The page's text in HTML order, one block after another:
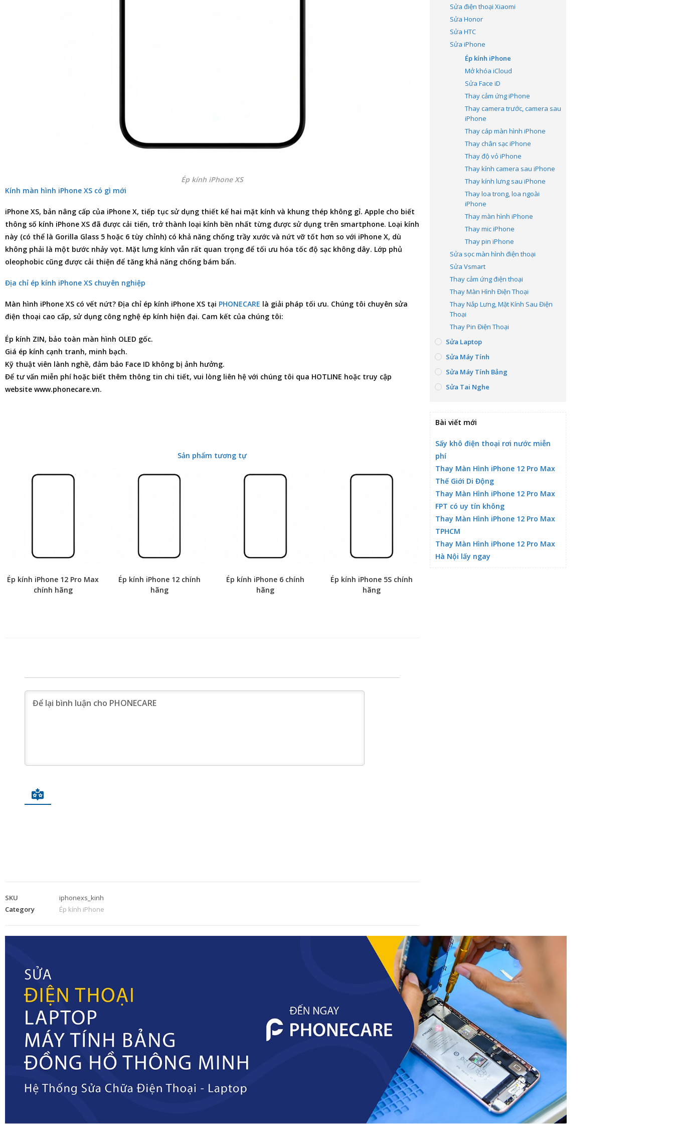
Ép kính iPhone XS
Kính màn hình iPhone XS có gì mới
iPhone XS, bản nâng cấp của iPhone X, tiếp tục sử dụng thiết kế hai mặt kính và khung thép không gỉ. Apple cho biết
thông số kính iPhone XS đã được cải tiến, trở thành loại kính bền nhất từng được sử dụng trên smartphone. Loại kính
này (có thể là Gorilla Glass 5 hoặc 6 tùy chỉnh) có khả năng chống trầy xước và nứt vỡ tốt hơn so với iPhone X, dù
không phải là một bước nhảy vọt. Mặt lưng kính vẫn rất quan trọng để tối ưu hóa tốc độ sạc không dây. Lớp phủ
oleophobic cũng được cải thiện để tăng khả năng chống bám bẩn.
Địa chỉ ép kính iPhone XS chuyên nghiệp
Màn hình iPhone XS có vết nứt? Địa chỉ ép kính iPhone XS tại PHONECARE là giải pháp tối ưu. Chúng tôi chuyên sửa
điện thoại cao cấp, sử dụng công nghệ ép kính hiện đại. Cam kết của chúng tôi:
Ép kính ZIN, bảo toàn màn hình OLED gốc.
Giá ép kính cạnh tranh, minh bạch.
Kỹ thuật viên lành nghề, đảm bảo Face ID không bị ảnh hưởng.
Để tư vấn miễn phí hoặc biết thêm thông tin chi tiết, vui lòng liên hệ với chúng tôi qua HOTLINE hoặc truy cập
website www.phonecare.vn.
Sản phẩm tương tự
Ép kính iPhone 12 Pro Max
chính hãng
Ép kính iPhone 12 chính
hãng
Ép kính iPhone 6 chính
hãng
Ép kính iPhone 5S chính
hãng
SKU
iphonexs_kinh
Category
Ép kính iPhone
Sửa điện thoại Xiaomi
Sửa Honor
Sửa HTC
Sửa iPhone
Ép kính iPhone
Mở khóa iCloud
Sửa Face iD
Thay cảm ứng iPhone
Thay camera trước, camera sau
iPhone
Thay cáp màn hình iPhone
Thay chân sạc iPhone
Thay độ vỏ iPhone
Thay kính camera sau iPhone
Thay kính lưng sau iPhone
Thay loa trong, loa ngoài
iPhone
Thay màn hình iPhone
Thay mic iPhone
Thay pin iPhone
Sửa sọc màn hình điện thoại
Sửa Vsmart
Thay cảm ứng điện thoại
Thay Màn Hình Điện Thoại
Thay Nắp Lưng, Mặt Kính Sau Điện
Thoại
Thay Pin Điện Thoại
Sửa Laptop
Sửa Máy Tính
Sửa Máy Tính Bảng
Sửa Tai Nghe
Bài viết mới
Sấy khô điện thoại rơi nước miễn
phí
Thay Màn Hình iPhone 12 Pro Max
Thế Giới Di Động
Thay Màn Hình iPhone 12 Pro Max
FPT có uy tín không
Thay Màn Hình iPhone 12 Pro Max
TPHCM
Thay Màn Hình iPhone 12 Pro Max
Hà Nội lấy ngay